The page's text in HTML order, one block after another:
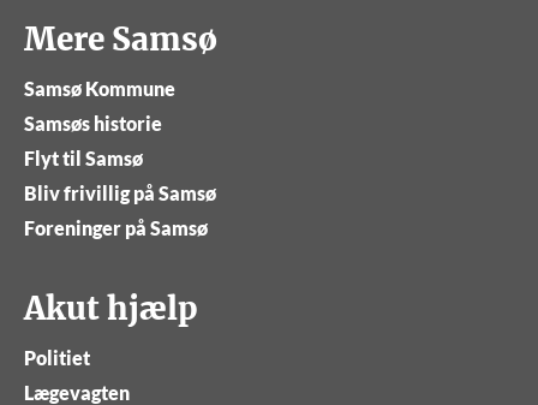
Mere Samsø
Samsø Kommune
Samsøs historie
Flyt til Samsø
Bliv frivillig på Samsø
Foreninger på Samsø
Akut hjælp
Politiet
Lægevagten